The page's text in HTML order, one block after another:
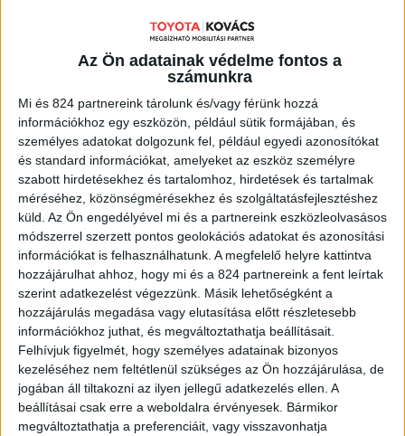
Az Ön adatainak védelme fontos a
számunkra
Mi és 824 partnereink tárolunk és/vagy férünk hozzá
információkhoz egy eszközön, például sütik formájában, és
személyes adatokat dolgozunk fel, például egyedi azonosítókat
és standard információkat, amelyeket az eszköz személyre
szabott hirdetésekhez és tartalomhoz, hirdetések és tartalmak
méréséhez, közönségmérésekhez és szolgáltatásfejlesztéshez
küld. Az Ön engedélyével mi és a partnereink eszközleolvasásos
módszerrel szerzett pontos geolokációs adatokat és azonosítási
információkat is felhasználhatunk. A megfelelő helyre kattintva
hozzájárulhat ahhoz, hogy mi és a 824 partnereink a fent leírtak
szerint adatkezelést végezzünk. Másik lehetőségként a
hozzájárulás megadása vagy elutasítása előtt részletesebb
információkhoz juthat, és megváltoztathatja beállításait.
Felhívjuk figyelmét, hogy személyes adatainak bizonyos
kezeléséhez nem feltétlenül szükséges az Ön hozzájárulása, de
jogában áll tiltakozni az ilyen jellegű adatkezelés ellen. A
beállításai csak erre a weboldalra érvényesek. Bármikor
megváltoztathatja a preferenciáit, vagy visszavonhatja